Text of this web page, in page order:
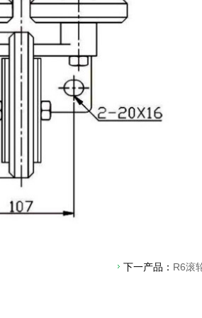
下一产品： R6滚